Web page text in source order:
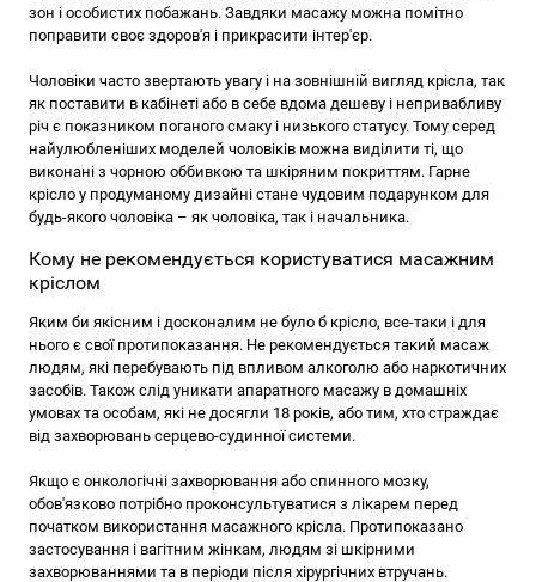
зон і особистих побажань. Завдяки масажу можна помітно
поправити своє здоров'я і прикрасити інтер'єр.
Чоловіки часто звертають увагу і на зовнішній вигляд крісла, так
як поставити в кабінеті або в себе вдома дешеву і непривабливу
річ є показником поганого смаку і низького статусу. Тому серед
найулюбленіших моделей чоловіків можна виділити ті, що
виконані з чорною оббивкою та шкіряним покриттям. Гарне
крісло у продуманому дизайні стане чудовим подарунком для
будь-якого чоловіка – як чоловіка, так і начальника.
Кому не рекомендується користуватися масажним
кріслом
Яким би якісним і досконалим не було б крісло, все-таки і для
нього є свої протипоказання. Не рекомендується такий масаж
людям, які перебувають під впливом алкоголю або наркотичних
засобів. Також слід уникати апаратного масажу в домашніх
умовах та особам, які не досягли 18 років, або тим, хто страждає
від захворювань серцево-судинної системи.
Якщо є онкологічні захворювання або спинного мозку,
обов'язково потрібно проконсультуватися з лікарем перед
початком використання масажного крісла. Протипоказано
застосування і вагітним жінкам, людям зі шкірними
захворюваннями та в періоди після хірургічних втручань.